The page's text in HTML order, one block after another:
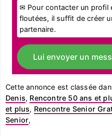
✉ Pour contacter un profil
floutées, il suffit de créer
partenaire.
Lui envoyer un
Cette annonce est classée
Denis, Rencontre 50 ans et
et plus, Rencontre Senior
Senior,